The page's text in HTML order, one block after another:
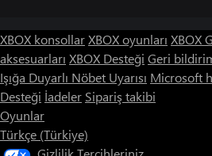
XBOX konsollarXBOX oyunları XBOX
aksesuarları XBOX Desteği Geri
Işığa Duyarlı Nöbet Uyarısı Microsoft
Desteği İadeler Sipariş takibi
Oyunlar
Türkçe (Türkiye)